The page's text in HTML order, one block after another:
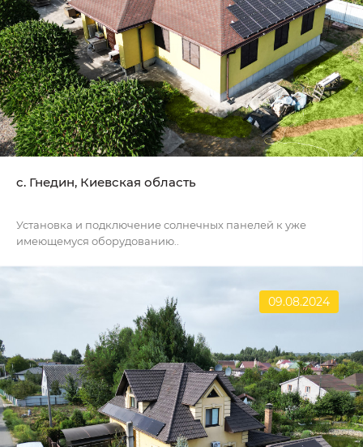
c. Гнедин, Киевская область
Установка и подключение солнечных панелей к уже
имеющемуся оборудованию..
09.08.2024